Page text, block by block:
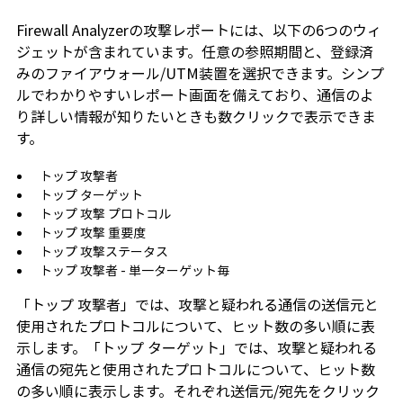
Firewall Analyzerの攻撃レポートには、以下の6つのウィ
ジェットが含まれています。任意の参照期間と、登録済
みのファイアウォール/UTM装置を選択できます。シンプ
ルでわかりやすいレポート画面を備えており、通信のよ
り詳しい情報が知りたいときも数クリックで表示できま
す。
トップ 攻撃者
トップ ターゲット
トップ 攻撃 プロトコル
トップ 攻撃 重要度
トップ 攻撃ステータス
トップ 攻撃者 - 単一ターゲット毎
「トップ 攻撃者」では、攻撃と疑われる通信の送信元と
使用されたプロトコルについて、ヒット数の多い順に表
示します。「トップ ターゲット」では、攻撃と疑われる
通信の宛先と使用されたプロトコルについて、ヒット数
の多い順に表示します。それぞれ送信元/宛先をクリック